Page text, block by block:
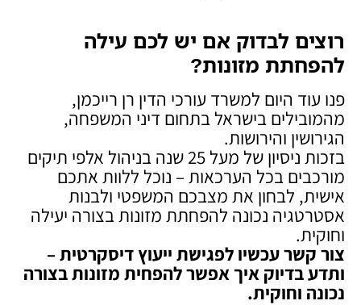
רוצים לבדוק אם יש לכם עילה
להפחתת מזונות?
פנו עוד היום למשרד עורכי הדין רן רייכמן,
מהמובילים בישראל בתחום דיני המשפחה,
הגירושין והירושות.
בזכות ניסיון של מעל 25 שנה בניהול אלפי תיקים
מורכבים בכל הערכאות – נוכל ללוות אתכם
אישית, לבחון את מצבכם המשפטי ולבנות
אסטרטגיה נכונה להפחתת מזונות בצורה יעילה
וחוקית.
צור קשר עכשיו לפגישת ייעוץ דיסקרטית –
ותדע בדיוק איך אפשר להפחית מזונות בצורה
נכונה וחוקית.